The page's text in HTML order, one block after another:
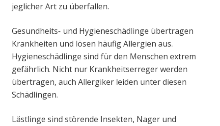
jeglicher Art zu überfallen.
Gesundheits- und Hygieneschädlinge übertragen
Krankheiten und lösen häufig Allergien aus.
Hygieneschädlinge sind für den Menschen extrem
gefährlich. Nicht nur Krankheitserreger werden
übertragen, auch Allergiker leiden unter diesen
Schädlingen.
Lästlinge sind störende Insekten, Nager und